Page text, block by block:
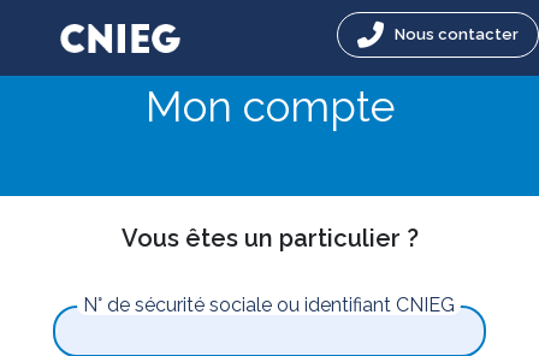
Nous contacter
Mon compte
Vous êtes un particulier ?
N° de sécurité sociale ou identifiant CNIEG